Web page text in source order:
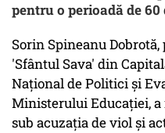
pentru o perioadă de 60
Sorin Spineanu
'Sfântul Sava' din
Naţional de Politici şi
Ministerului Educaţiei,
sub acuzaţia de viol şi